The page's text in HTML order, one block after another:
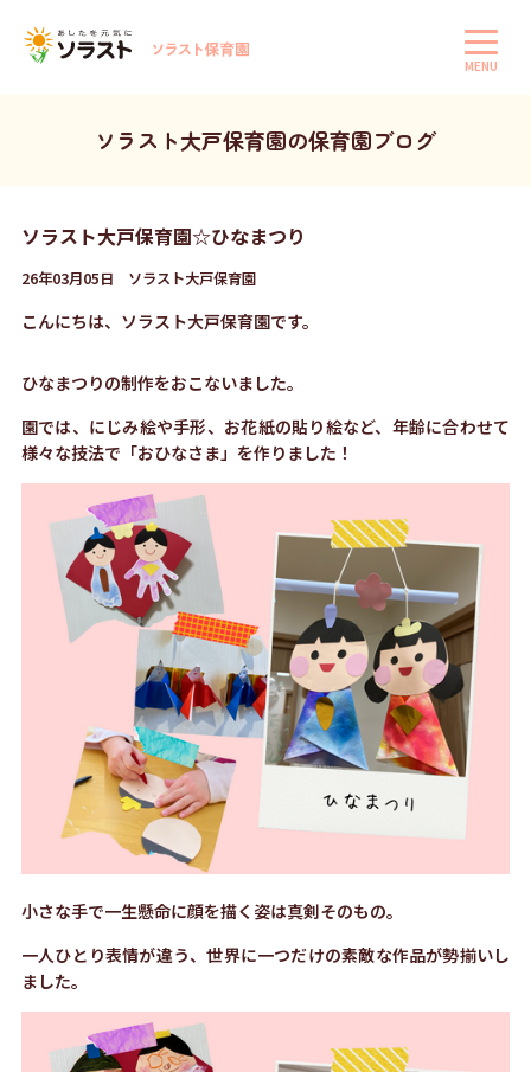
MENU
ソラスト大戸保育園の保育園ブログ
ソラスト大戸保育園☆ひなまつり
26年03月05日 ソラスト大戸保育園
こんにちは、ソラスト大戸保育園です。
ひなまつりの制作をおこないました。
園では、にじみ絵や手形、お花紙の貼り絵など、年齢に合わせて
様々な技法で「おひなさま」を作りました！
小さな手で一生懸命に顔を描く姿は真剣そのもの。
一人ひとり表情が違う、世界に一つだけの素敵な作品が勢揃いし
ました。